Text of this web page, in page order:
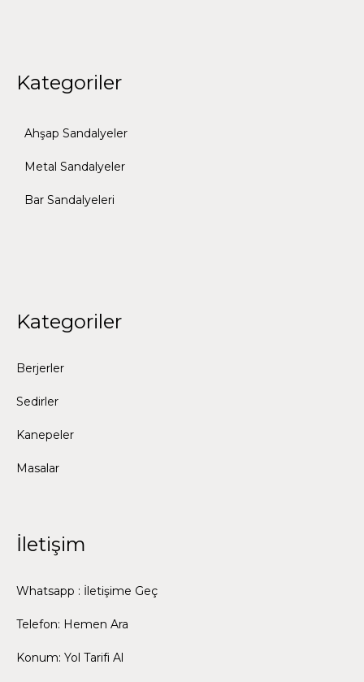
Kategoriler
Ahşap Sandalyeler
Metal Sandalyeler
Bar Sandalyeleri
Kategoriler
Berjerler
Sedirler
Kanepeler
Masalar
İletişim
Whatsapp : İletişime Geç
Telefon: Hemen Ara
Konum: Yol Tarifi Al